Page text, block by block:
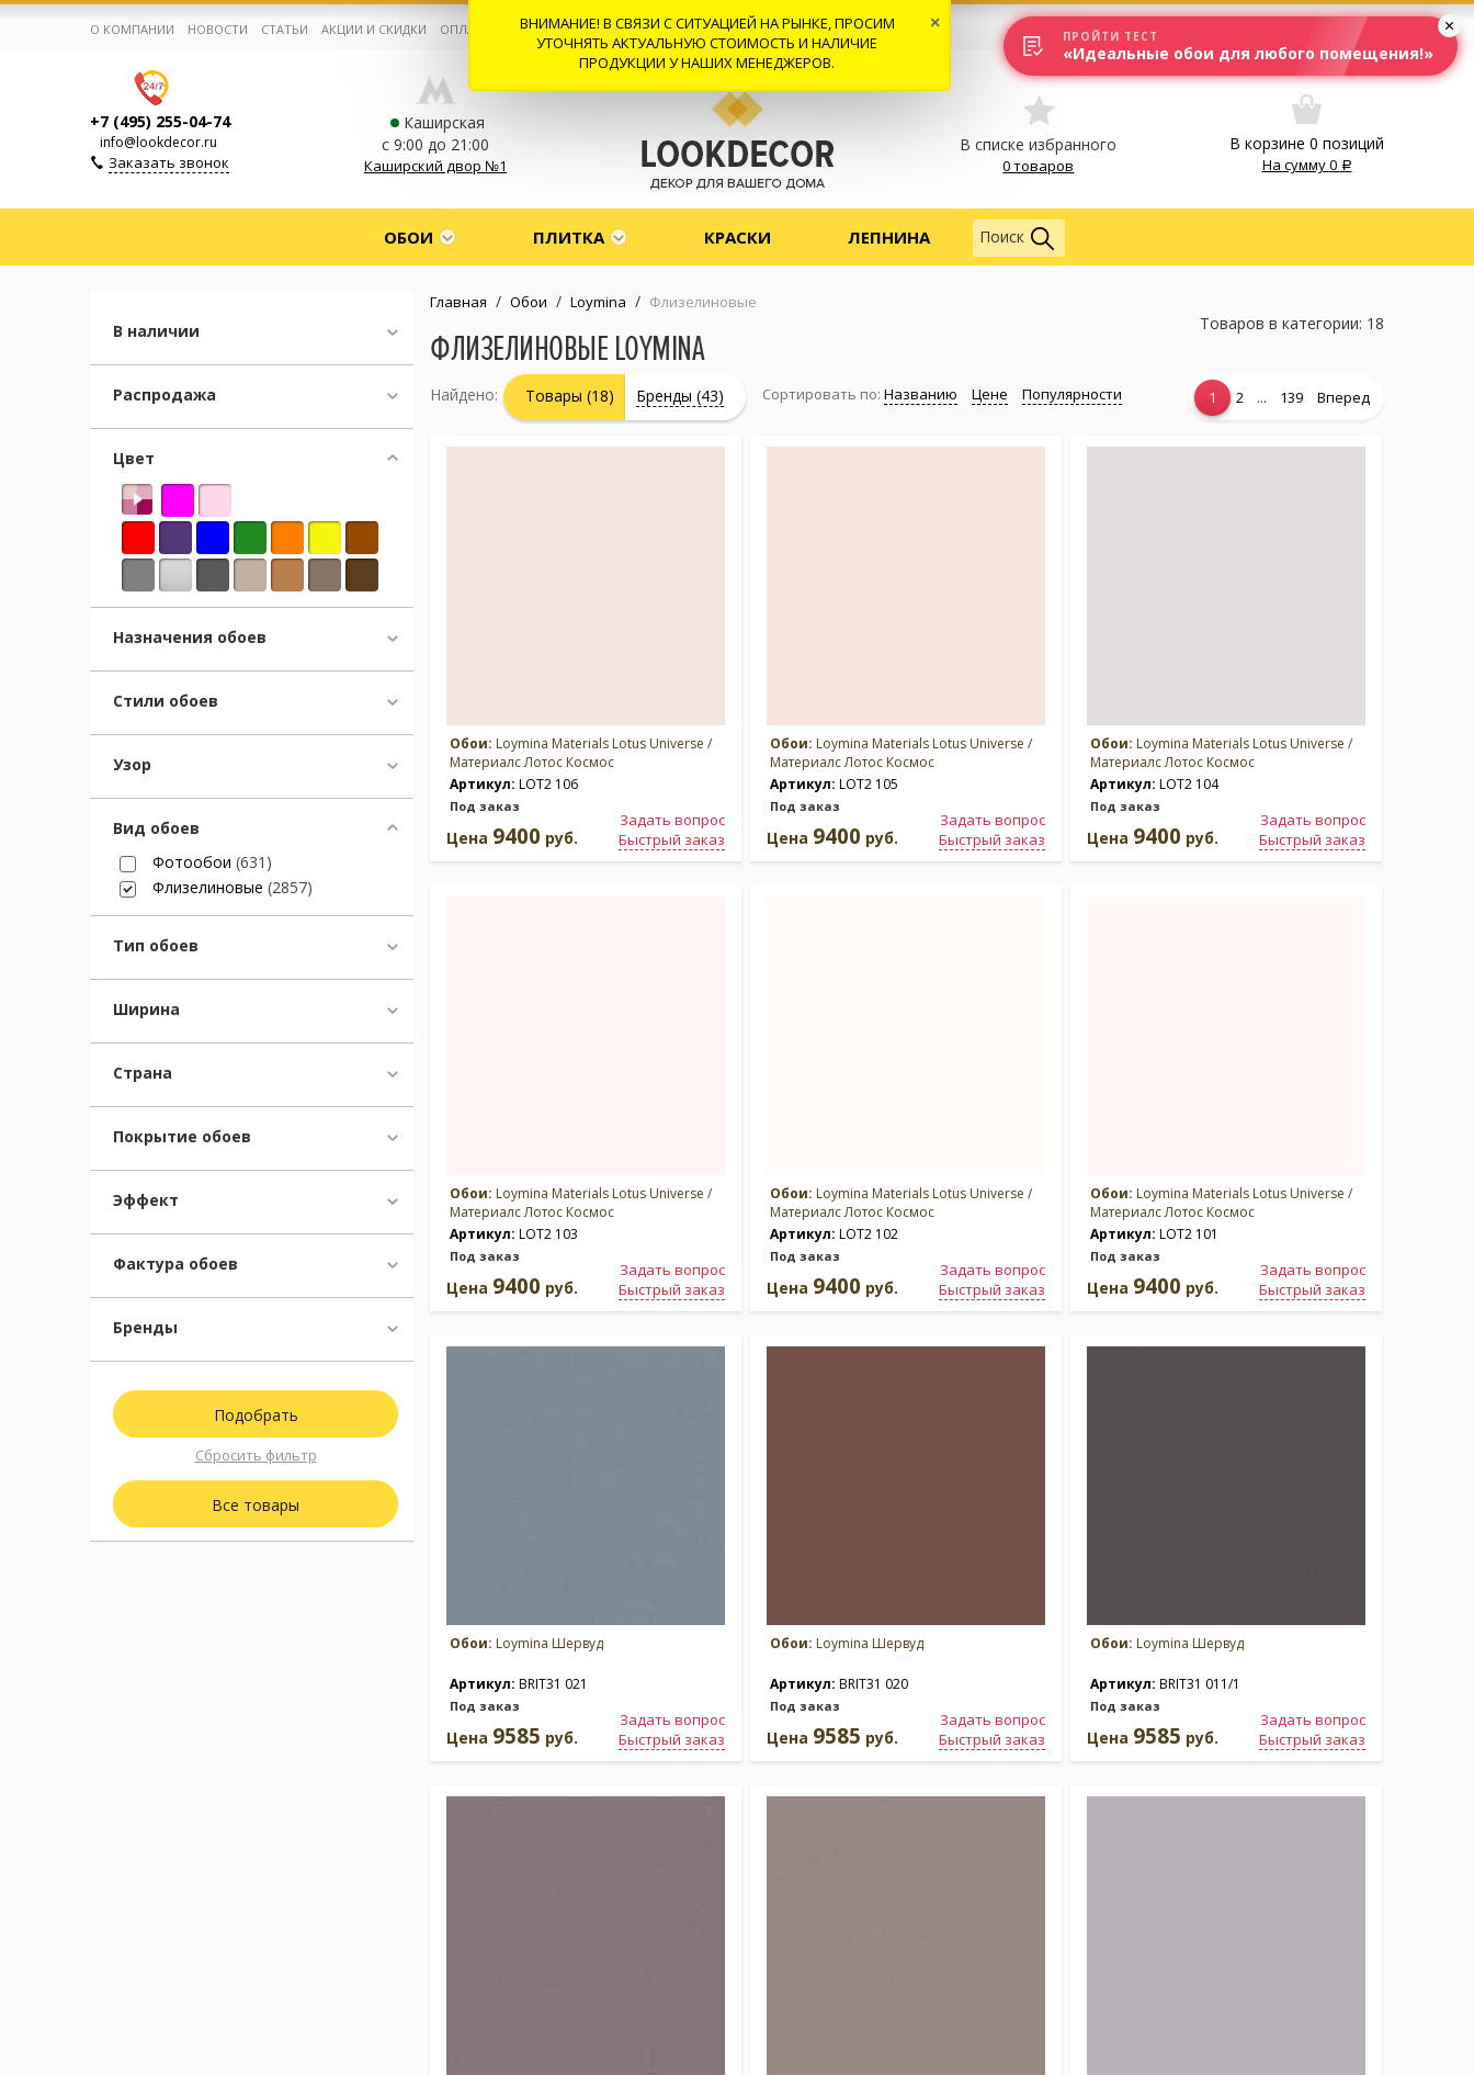
Корзина:0
Избранное:0 товаров
Личный кабинет
Москва (сменить город)
Заказать обратный звонок
О КОМПАНИИ НОВОСТИ СТАТЬИ АКЦИИ И СКИДКИ ОПЛАТА И ДОСТАВКА СОТРУДНИЧЕСТВО КОНТАКТЫ ОТЗЫВЫ Москва
+7 (495) 255-04-74
info@lookdecor.ru
Заказать звонок
Каширская
с 9:00 до 21:00
Каширский двор №1
В списке избранного
0 товаров
В корзине 0 позиций
На сумму0
ОБОИ ПЛИТКА КРАСКИ ЛЕПНИНА Везде
Поиск
В наличии
Распродажа
Цвет
Назначения обоев
Стили обоев
Узор
Вид обоев
Фотообои (631)
Флизелиновые (2857)
Тип обоев
Ширина
Страна
Покрытие обоев
Эффект
Фактура обоев
Бренды
Сбросить фильтр
Все товары
Главная / Обои / Loymina / Флизелиновые
ФЛИЗЕЛИНОВЫЕ LOYMINA
Товаров в категории: 18
Сортировать по: Названию Цене Популярности 1 2 ... 139 Вперед
Найдено: Товары (18) Бренды (43)
Обои: Loymina Materials Lotus Universe /
Материалс Лотос Космос
Артикул: LOT2 106
Под заказ
Задать вопрос
Быстрый заказ
Цена 9400 руб.
Обои: Loymina Materials Lotus Universe /
Материалс Лотос Космос
Артикул: LOT2 105
Под заказ
Задать вопрос
Быстрый заказ
Цена 9400 руб.
Обои: Loymina Materials Lotus Universe /
Материалс Лотос Космос
Артикул: LOT2 104
Под заказ
Задать вопрос
Быстрый заказ
Цена 9400 руб.
Обои: Loymina Materials Lotus Universe /
Материалс Лотос Космос
Артикул: LOT2 103
Под заказ
Задать вопрос
Быстрый заказ
Цена 9400 руб.
Обои: Loymina Materials Lotus Universe /
Материалс Лотос Космос
Артикул: LOT2 102
Под заказ
Задать вопрос
Быстрый заказ
Цена 9400 руб.
Обои: Loymina Materials Lotus Universe /
Материалс Лотос Космос
Артикул: LOT2 101
Под заказ
Задать вопрос
Быстрый заказ
Цена 9400 руб.
Обои: Loymina Шервуд
Артикул: BRIT31 021
Под заказ
Задать вопрос
Быстрый заказ
Цена 9585 руб.
Обои: Loymina Шервуд
Артикул: BRIT31 020
Под заказ
Задать вопрос
Быстрый заказ
Цена 9585 руб.
Обои: Loymina Шервуд
Артикул: BRIT31 011/1
Под заказ
Задать вопрос
Быстрый заказ
Цена 9585 руб.
ВНИМАНИЕ! В СВЯЗИ С СИТУАЦИЕЙ НА РЫНКЕ, ПРОСИМ
УТОЧНЯТЬ АКТУАЛЬНУЮ СТОИМОСТЬ И НАЛИЧИЕ
ПРОДУКЦИИ У НАШИХ МЕНЕДЖЕРОВ.
×
ПРОЙТИ ТЕСТ
«Идеальные обои для любого помещения!»